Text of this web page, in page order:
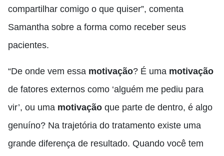
compartilhar comigo o que quiser”, comenta
Samantha sobre a forma como receber seus
pacientes.
“De onde vem essa motivação? É uma motivação
de fatores externos como ‘alguém me pediu para
vir’, ou uma motivação que parte de dentro, é algo
genuíno? Na trajetória do tratamento existe uma
grande diferença de resultado. Quando você tem